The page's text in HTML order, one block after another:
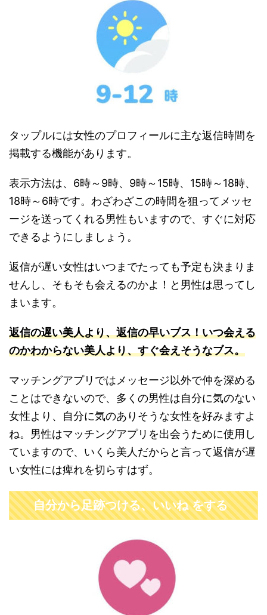
タップルには女性のプロフィールに主な返信時間を
掲載する機能があります。
表示方法は、6時～9時、9時～15時、15時～18時、
18時～6時です。わざわざこの時間を狙ってメッセ
ージを送ってくれる男性もいますので、すぐに対応
できるようにしましょう。
返信が遅い女性はいつまでたっても予定も決まりま
せんし、そもそも会えるのかよ！と男性は思ってし
まいます。
返信の遅い美人より、返信の早いブス！いつ会える
のかわからない美人より、すぐ会えそうなブス。
マッチングアプリではメッセージ以外で仲を深める
ことはできないので、多くの男性は自分に気のない
女性より、自分に気のありそうな女性を好みますよ
ね。男性はマッチングアプリを出会うために使用し
ていますので、いくら美人だからと言って返信が遅
い女性には痺れを切らすはず。
自分から足跡つける、いいね をする